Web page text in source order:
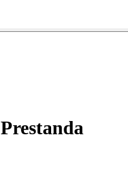
Prestanda